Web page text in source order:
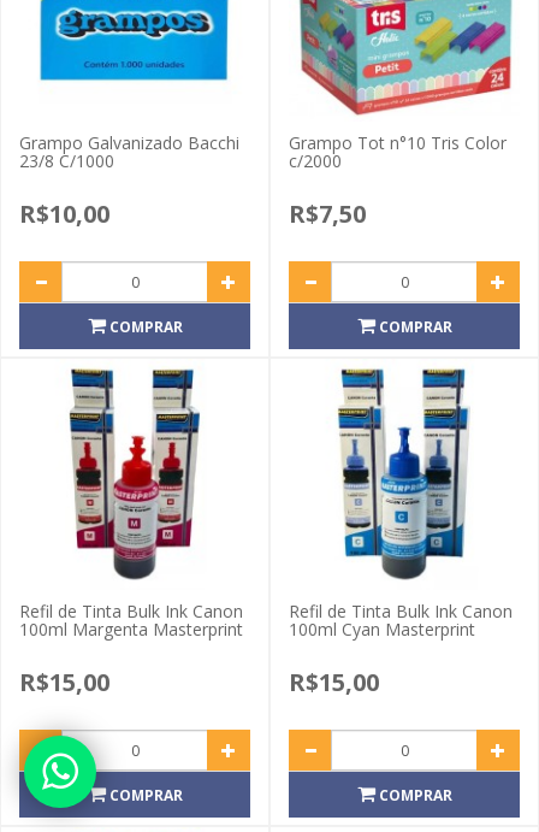
Grampo Galvanizado Bacchi
23/8 C/1000
R$10,00
COMPRAR
Grampo Tot n°10 Tris Color
c/2000
R$7,50
COMPRAR
Refil de Tinta Bulk Ink Canon
100ml Margenta Masterprint
R$15,00
COMPRAR
Refil de Tinta Bulk Ink Canon
100ml Cyan Masterprint
R$15,00
COMPRAR